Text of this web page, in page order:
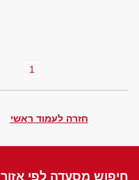
1
חזרה לעמוד ראשי
חיפוש מסעדה לפי אזור